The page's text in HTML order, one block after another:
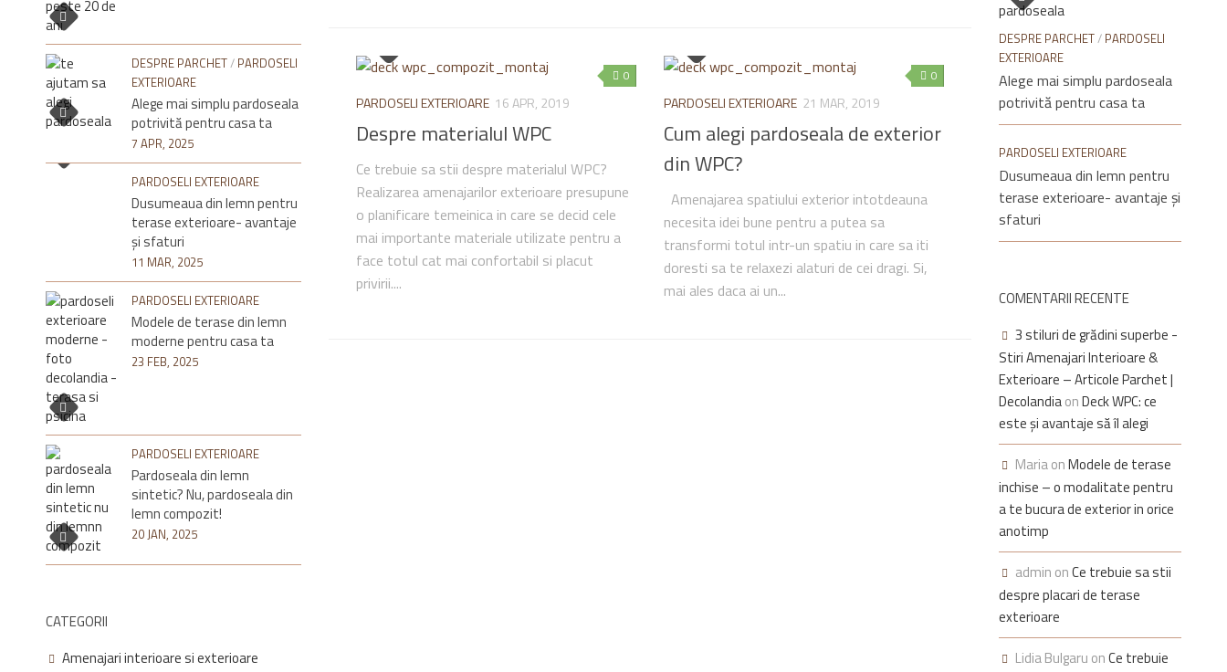
0
PARDOSELI EXTERIOARE 16 APR, 2019
Despre materialul WPC
Ce trebuie sa stii despre materialul WPC?
Realizarea amenajarilor exterioare presupune
o planificare temeinica in care se decid cele
mai importante materiale utilizate pentru a
face totul cat mai confortabil si placut
privirii....
0
PARDOSELI EXTERIOARE 21 MAR, 2019
Cum alegi pardoseala de exterior
din WPC?
Amenajarea spatiului exterior intotdeauna
necesita idei bune pentru a putea sa
transformi totul intr-un spatiu in care sa iti
doresti sa te relaxezi alaturi de cei dragi. Si,
mai ales daca ai un...
DESPRE PARCHET/ PARDOSELI
EXTERIOARE
Alege mai simplu pardoseala
potrivită pentru casa ta
7 APR, 2025
PARDOSELI EXTERIOARE
Dusumeaua din lemn pentru
terase exterioare- avantaje
și sfaturi
11 MAR, 2025
PARDOSELI EXTERIOARE
Modele de terase din lemn
moderne pentru casa ta
23 FEB, 2025
PARDOSELI EXTERIOARE
Pardoseala din lemn
sintetic? Nu, pardoseala din
lemn compozit!
20 JAN, 2025
CATEGORII
Amenajari interioare si exterioare
DESPRE PARCHET/ PARDOSELI
EXTERIOARE
Alege mai simplu pardoseala
potrivită pentru casa ta
PARDOSELI EXTERIOARE
Dusumeaua din lemn pentru
terase exterioare- avantaje și
sfaturi
COMENTARII RECENTE
3 stiluri de grădini superbe -
Stiri Amenajari Interioare &
Exterioare – Articole Parchet |
DecolandiaonDeck WPC: ce
este și avantaje să îl alegi
MariaonModele de terase
inchise – o modalitate pentru
a te bucura de exterior in orice
anotimp
admin onCe trebuie sa stii
despre placari de terase
exterioare
Lidia Bulgaru onCe trebuie